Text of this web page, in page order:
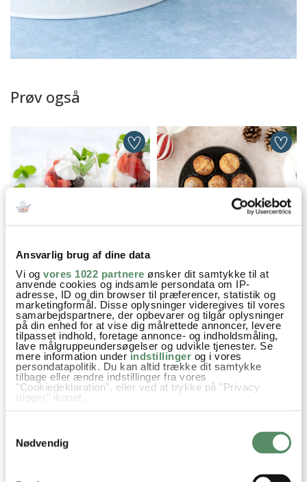
Ansvarlig brug af dine data
Vi og vores 1022 partnere ønsker dit samtykke til at
anvende cookies og indsamle persondata om IP-
adresse, ID og din browser til præferencer, statistik og
marketingformål. Disse oplysninger videregives til vores
samarbejdspartnere, der opbevarer og tilgår oplysninger
på din enhed for at vise dig målrettede annoncer, levere
tilpasset indhold, foretage annonce- og indholdsmåling,
lave målgruppeundersøgelser og udvikle tjenester. Se
mere information underindstillinger og i vores
persondatapolitik. Du kan altid trække dit samtykke
tilbage eller ændre indstillinger fra vores
"Cookiedeklaration", eller ved at trykke på "Privacy
trigger" ikonet.
Indsamle præcise oplysninger om din placering,
der kan være nøjagtig inden for få meter
Identificere din enhed baseret på en scanning af
Nødvendig
Prøv også
ETON MESS
Dessert Festmad Fødselsdag Kager
Kager og søde sager Lagkage Opskrifter Pandekager
piskefløde Mørk Chokolade Vanilje
Hvidtøl Hvedemel